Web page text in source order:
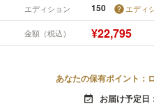
エディション 150 エディ
金額（税込） ¥22,795
あなたの保有ポイント：
event_available お届け予定日